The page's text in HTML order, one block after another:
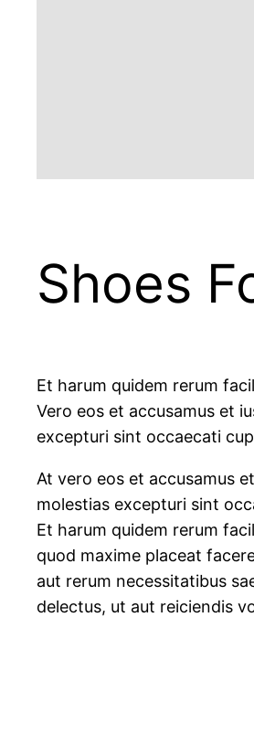
Shoes
Et harum quidem rerum
Vero eos et accusamus et
excepturi sint occaecati
At vero eos et accusamus
molestias excepturi sint
Et harum quidem rerum
quod maxime placeat
aut rerum necessitatibus
delectus, ut aut reiciendis